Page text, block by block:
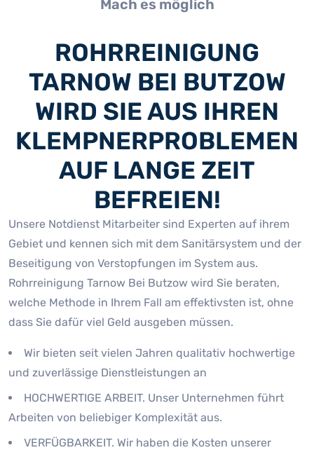
Mach es möglich
ROHRREINIGUNG
TARNOW BEI BUTZOW
WIRD SIE AUS IHREN
KLEMPNERPROBLEMEN
AUF LANGE ZEIT
BEFREIEN!
Unsere Notdienst Mitarbeiter sind Experten auf ihrem
Gebiet und kennen sich mit dem Sanitärsystem und der
Beseitigung von Verstopfungen im System aus.
Rohrreinigung Tarnow Bei Butzow wird Sie beraten,
welche Methode in Ihrem Fall am effektivsten ist, ohne
dass Sie dafür viel Geld ausgeben müssen.
Wir bieten seit vielen Jahren qualitativ hochwertige
und zuverlässige Dienstleistungen an
HOCHWERTIGE ARBEIT. Unser Unternehmen führt
Arbeiten von beliebiger Komplexität aus.
VERFÜGBARKEIT. Wir haben die Kosten unserer